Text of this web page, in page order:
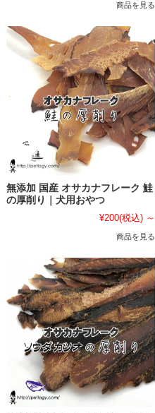
商品を見る
無添加 国産 オサカナフレーク 鮭
の厚削り｜犬用おやつ
¥200(税込) ～
商品を見る